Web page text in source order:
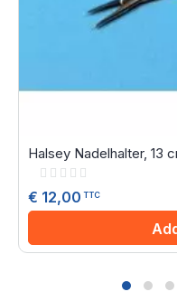
Halsey Nadelhalter, 13
Rating:
€ 12,00 TTC